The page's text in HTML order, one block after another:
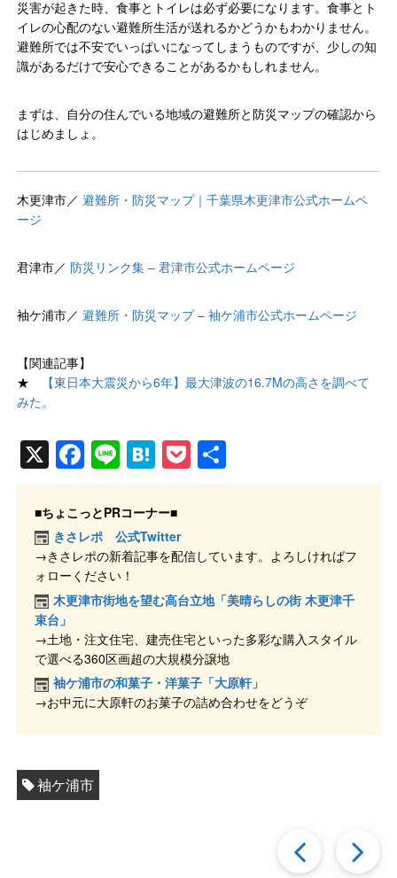
災害が起きた時、食事とトイレは必ず必要になります。食事とト
イレの心配のない避難所生活が送れるかどうかもわかりません。
避難所では不安でいっぱいになってしまうものですが、少しの知
識があるだけで安心できることがあるかもしれません。
まずは、自分の住んでいる地域の避難所と防災マップの確認から
はじめましょ。
木更津市／避難所・防災マップ｜千葉県木更津市公式ホームペ
ージ
君津市／防災リンク集 – 君津市公式ホームページ
袖ケ浦市／避難所・防災マップ – 袖ケ浦市公式ホームページ
【関連記事】
★
【東日本大震災から6年】最大津波の16.7Mの高さを調べて
みた。
X F
a
c
e
b
o
o
k
Li
n
e
H
at
e
n
a
P
o 有
■ちょこっとPRコーナー■
きさレポ 公式Twitter
→きさレポの新着記事を配信しています。よろしければフ
ォローください！
木更津市街地を望む高台立地「美晴らしの街 木更津千
束台」
→土地・注文住宅、建売住宅といった多彩な購入スタイル
で選べる360区画超の大規模分譲地
袖ケ浦市の和菓子・洋菓子「大原軒」
→お中元に大原軒のお菓子の詰め合わせをどうぞ
袖ケ浦市
過